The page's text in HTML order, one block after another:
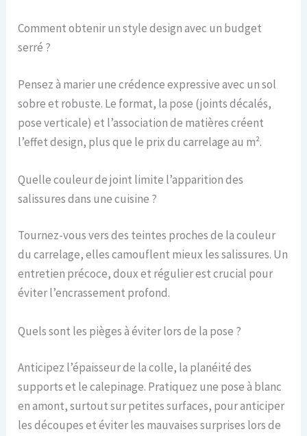
Comment obtenir un style design avec un budget
serré ?
Pensez à marier une crédence expressive avec un sol
sobre et robuste. Le format, la pose (joints décalés,
pose verticale) et l’association de matières créent
l’effet design, plus que le prix du carrelage au m².
Quelle couleur de joint limite l’apparition des
salissures dans une cuisine ?
Tournez-vous vers des teintes proches de la couleur
du carrelage, elles camouflent mieux les salissures. Un
entretien précoce, doux et régulier est crucial pour
éviter l’encrassement profond.
Quels sont les pièges à éviter lors de la pose ?
Anticipez l’épaisseur de la colle, la planéité des
supports et le calepinage. Pratiquez une pose à blanc
en amont, surtout sur petites surfaces, pour anticiper
les découpes et éviter les mauvaises surprises lors de